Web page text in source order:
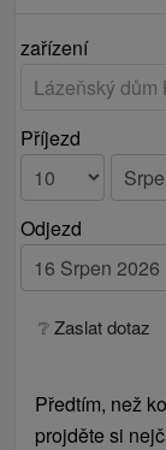
lázní)
Ceník -
Možnost
do 9,99 let.
zařízení
Příjezd
Odjezd
❔ Zaslat dotaz
Předtím, než
projděte si